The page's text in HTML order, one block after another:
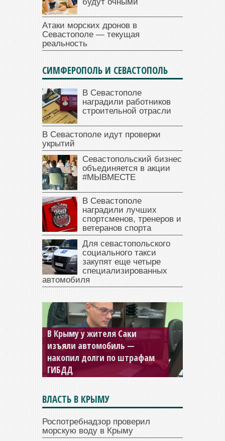
Атаки морских дронов в
Севастополе — текущая
реальность
СИМФЕРОПОЛЬ И СЕВАСТОПОЛЬ
В Севастополе
наградили работников
строительной отрасли
В Севастополе идут проверки
укрытий
Севастопольский бизнес
объединяется в акции
#МЫВМЕСТЕ
В Севастополе
наградили лучших
спортсменов, тренеров и
ветеранов спорта
Для севастопольского
социального такси
закупят еще четыре
специализированных
автомобиля
В Крыму у жителя Саки
изъяли автомобиль —
накопил долги по штрафам
ГИБДД
ВЛАСТЬ В КРЫМУ
Роспотребнадзор проверил
морскую воду в Крыму